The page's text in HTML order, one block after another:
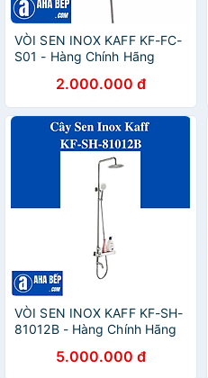
VÒI SEN INOX KAFF KF-FC-
S01 - Hàng Chính Hãng
2.000.000 đ
VÒI SEN INOX KAFF KF-SH-
81012B - Hàng Chính Hãng
5.000.000 đ